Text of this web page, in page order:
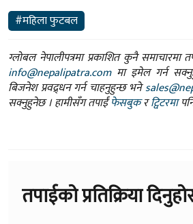
#महिला फुटबल
ग्लोबल नेपालीपत्रमा प्रकाशित कुनै समाचारमा
info@nepalipatra.comमा इमेल गर्न
बिजनेश प्रवद्र्धन गर्न चाहनुहुन्छ भने
सक्नुहुनेछ । हामीसँग तपाईंफेसबुकरट्विटरमा
तपाईको प्रतिक्रिया